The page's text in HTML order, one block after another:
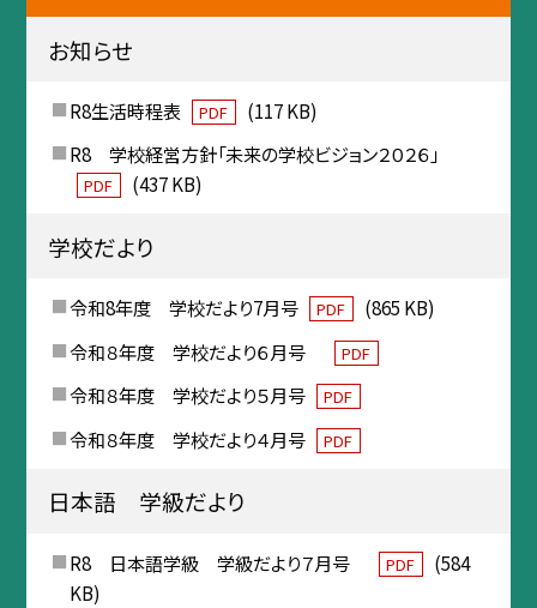
お知らせ
R8生活時程表 PDF
(117 KB)
R8 学校経営方針「未来の学校ビジョン２０２６」
PDF (437 KB)
学校だより
令和8年度 学校だより7月号 PDF
(865 KB)
令和８年度 学校だより６月号
PDF
令和８年度 学校だより５月号 PDF
令和８年度 学校だより４月号 PDF
日本語 学級だより
R8 日本語学級 学級だより７月号 PDF
(584
KB)